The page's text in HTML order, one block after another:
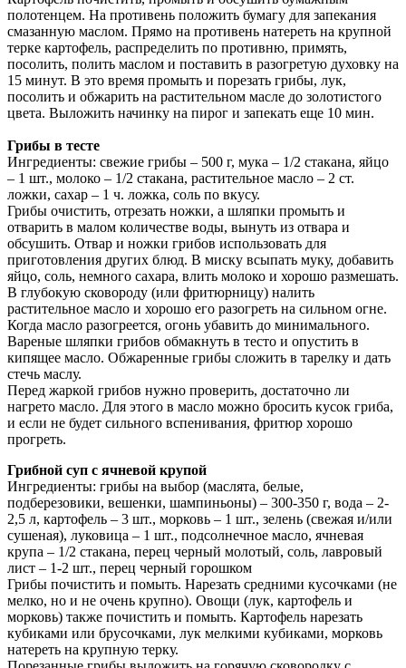
полотенцем. На противень положить бумагу для запекания
смазанную маслом. Прямо на противень натереть на крупной
терке картофель, распределить по противню, примять,
посолить, полить маслом и поставить в разогретую духовку на
15 минут. В это время промыть и порезать грибы, лук,
посолить и обжарить на растительном масле до золотистого
цвета. Выложить начинку на пирог и запекать еще 10 мин.
Грибы в тесте
Ингредиенты: свежие грибы – 500 г, мука – 1/2 стакана, яйцо
– 1 шт., молоко – 1/2 стакана, растительное масло – 2 ст.
ложки, сахар – 1 ч. ложка, соль по вкусу.
Грибы очистить, отрезать ножки, а шляпки промыть и
отварить в малом количестве воды, вынуть из отвара и
обсушить. Отвар и ножки грибов использовать для
приготовления других блюд. В миску всыпать муку, добавить
яйцо, соль, немного сахара, влить молоко и хорошо размешать.
В глубокую сковороду (или фритюрницу) налить
растительное масло и хорошо его разогреть на сильном огне.
Когда масло разогреется, огонь убавить до минимального.
Вареные шляпки грибов обмакнуть в тесто и опустить в
кипящее масло. Обжаренные грибы сложить в тарелку и дать
стечь маслу.
Перед жаркой грибов нужно проверить, достаточно ли
нагрето масло. Для этого в масло можно бросить кусок гриба,
и если не будет сильного вспенивания, фритюр хорошо
прогреть.
Грибной суп с ячневой крупой
Ингредиенты: грибы на выбор (маслята, белые,
подберезовики, вешенки, шампиньоны) – 300-350 г, вода – 2-
2,5 л, картофель – 3 шт., морковь – 1 шт., зелень (свежая и/или
сушеная), луковица – 1 шт., подсолнечное масло, ячневая
крупа – 1/2 стакана, перец черный молотый, соль, лавровый
лист – 1-2 шт., перец черный горошком
Грибы почистить и помыть. Нарезать средними кусочками (не
мелко, но и не очень крупно). Овощи (лук, картофель и
морковь) также почистить и помыть. Картофель нарезать
кубиками или брусочками, лук мелкими кубиками, морковь
натереть на крупную терку.